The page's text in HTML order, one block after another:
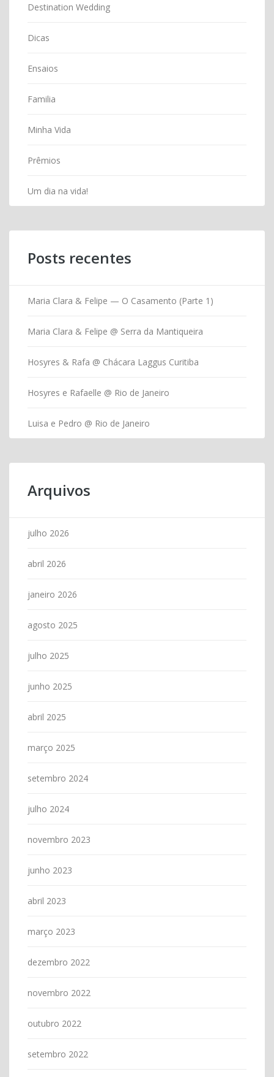
Destination Wedding
Dicas
Ensaios
Familia
Minha Vida
Prêmios
Um dia na vida!
Posts recentes
Maria Clara & Felipe — O Casamento (Parte 1)
Maria Clara & Felipe @ Serra da Mantiqueira
Hosyres & Rafa @ Chácara Laggus Curitiba
Hosyres e Rafaelle @ Rio de Janeiro
Luisa e Pedro @ Rio de Janeiro
Arquivos
julho 2026
abril 2026
janeiro 2026
agosto 2025
julho 2025
junho 2025
abril 2025
março 2025
setembro 2024
julho 2024
novembro 2023
junho 2023
abril 2023
março 2023
dezembro 2022
novembro 2022
outubro 2022
setembro 2022